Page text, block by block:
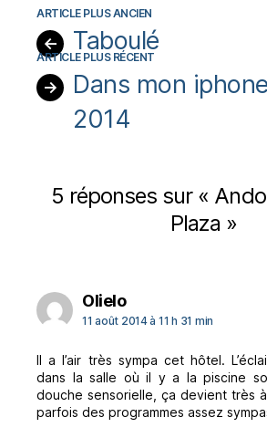
← Taboulé
→
Dans mon
2014
5 réponses sur «
Plaza »
Olielodit :
11 août 2014 à 11 h 31 min
Il a l’air très sympa cet hôtel.
dans la salle où il y a la piscine
douche sensorielle, ça devient très
parfois des programmes assez